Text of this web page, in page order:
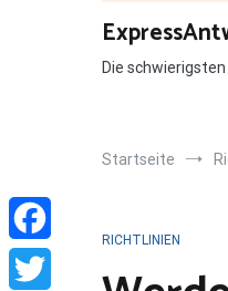
Die
Startseite
RICHTLINIEN
Facebook